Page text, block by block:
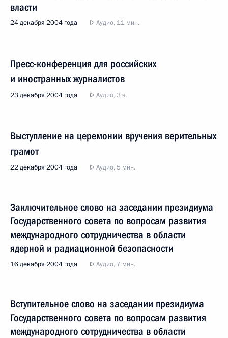
власти
24 декабря 2004 года Аудио, 11 мин.
Пресс-конференция для российских
и иностранных журналистов
23 декабря 2004 года Аудио, 3 ч.
Выступление на церемонии вручения верительных
грамот
22 декабря 2004 года Аудио, 5 мин.
Заключительное слово на заседании президиума
Государственного совета по вопросам развития
международного сотрудничества в области
ядерной и радиационной безопасности
16 декабря 2004 года Аудио, 7 мин.
Вступительное слово на заседании президиума
Государственного совета по вопросам развития
международного сотрудничества в области